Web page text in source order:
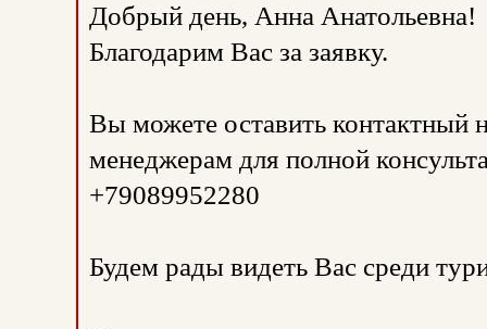
Добрый день, Анна Анатольевна!
Благодарим Вас за заявку.
Вы можете оставить контактный
менеджерам для полной
+79089952280
Будем рады видеть Вас среди